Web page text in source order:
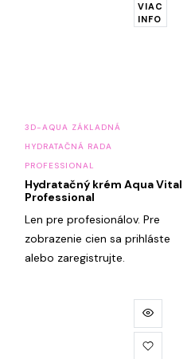
VIAC
INFO
3D-AQUA ZÁKLADNÁ
HYDRATAČNÁ RADA
PROFESSIONAL
Hydratačný krém Aqua Vital
Professional
Len pre profesionálov. Pre
zobrazenie cien sa prihláste
alebo zaregistrujte.